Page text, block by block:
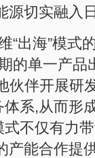
源切实融入
“出海”模式
的单一产品
伙伴开展研
系,从而形
不仅有力
产能合作提